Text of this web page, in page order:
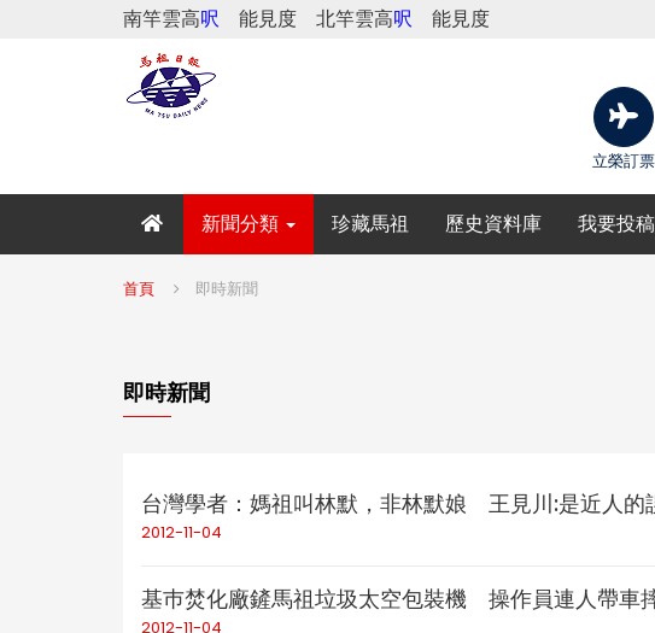
南竿雲高呎 能見度 北竿雲高呎 能見度
立榮訂票
新聞分類 珍藏馬祖 歷史資料庫 我要投稿
首頁 即時新聞
即時新聞
台灣學者：媽祖叫林默，非林默娘 王見川:是近人的
2012-11-04
基巿焚化廠鏟馬祖垃圾太空包裝機 操作員連人帶車
2012-11-04